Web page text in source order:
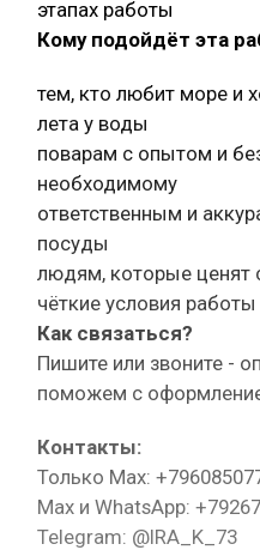
этапах работы
Кому подойдёт эта
тем, кто любит море и
лета у воды
поварам с опытом и
необходимому
ответственным и
посуды
людям, которые ценят
чёткие условия работы
Как связаться?
Пишите или звоните -
поможем с
Контакты:
Только Max:
Max и WhatsApp:
Telegram: @IRA_K_73